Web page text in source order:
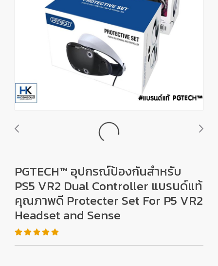
PGTECH™ อุปกรณ์ป้องกันสำหรับ
PS5 VR2 Dual Controller แบรนด์แท้
คุณภาพดี Protecter Set For P5 VR2
Headset and Sense